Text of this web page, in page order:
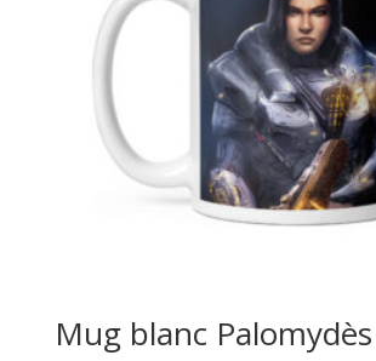
Mug blanc Palomydès